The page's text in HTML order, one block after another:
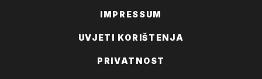
IMPRESSUM
UVJETI KORIŠTENJA
PRIVATNOST